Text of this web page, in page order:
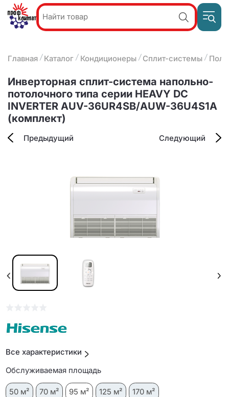
Акции и
О компании
Наши услуги
Оплата и доставка
Контакты
8
25-
93-63
Главная Каталог Кондиционеры Сплит-системы
Инверторная сплит-система напольно-
потолочного типа серии HEAVY DC
INVERTER AUV-36UR4SB/AUW-36U4S1A
(комплект)
Предыдущий Следующий
Все характеристики
Обслуживаемая площадь
50 м² 70 м² 95 м² 125 м² 170 м²